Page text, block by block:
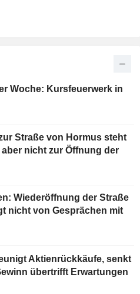
Woche: Kursfeuerwerk in
Straße von Hormus steht
nicht zur Öffnung der
Wiederöffnung der Straße
nicht von Gesprächen mit
Aktienrückkäufe, senkt
übertrifft Erwartungen